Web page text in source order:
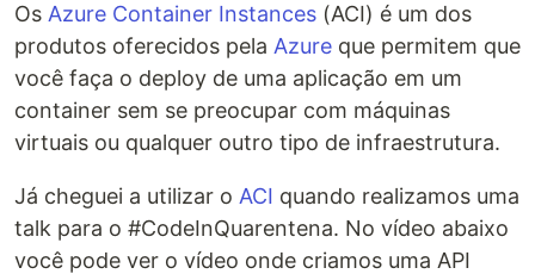
Os Azure Container Instances (ACI) é um dos
produtos oferecidos pela Azure que permitem que
você faça o deploy de uma aplicação em um
container sem se preocupar com máquinas
virtuais ou qualquer outro tipo de infraestrutura.
Já cheguei a utilizar o ACI quando realizamos uma
talk para o #CodeInQuarentena. No vídeo abaixo
você pode ver o vídeo onde criamos uma API